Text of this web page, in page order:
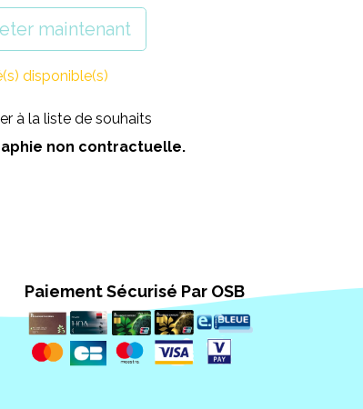
maintenant
disponible(s)
à la liste de souhaits
non contractuelle.
Paiement Sécurisé Par OSB